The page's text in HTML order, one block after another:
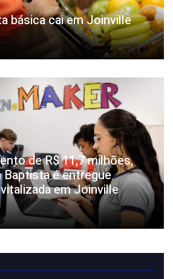
básica cai em Joinville
de R$ 11,7 milhões,
é entregue
em Joinville